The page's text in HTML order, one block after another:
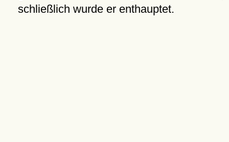
schließlich wurde er enthauptet.